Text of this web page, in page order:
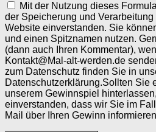
Mit der Nutzung dieses
der Speicherung und
Website einverstanden. Sie
und einen Spitznamen nutzen.
(dann auch Ihren Kommentar),
Kontakt@Mal-alt-werden.de
zum Datenschutz finden Sie in
Datenschutzerklärung.Sollten Sie
unserem Gewinnspiel
einverstanden, dass wir Sie im
Mail über Ihren Gewinn